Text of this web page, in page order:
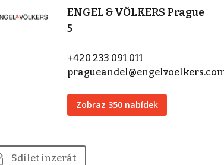
ENGEL & VÖLKERS Prague
5
+420 233 091 011
Zobraz 350 nabídek
Sdílet inzerát